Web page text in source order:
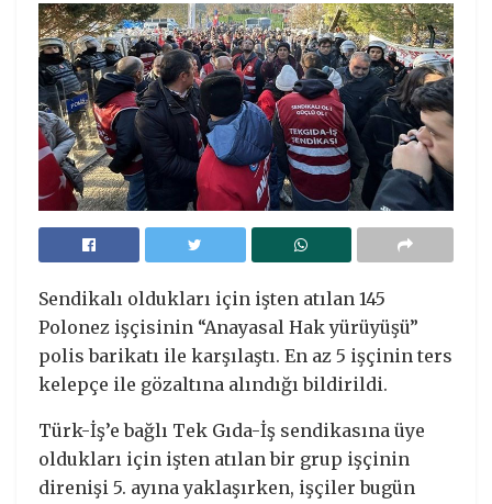
Sendikalı oldukları için işten atılan 145
Polonez işçisinin “Anayasal Hak yürüyüşü”
polis barikatı ile karşılaştı. En az 5 işçinin ters
kelepçe ile gözaltına alındığı bildirildi.
Türk-İş’e bağlı Tek Gıda-İş sendikasına üye
oldukları için işten atılan bir grup işçinin
direnişi 5. ayına yaklaşırken, işçiler bugün